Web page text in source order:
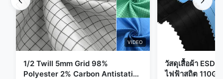
VIDEO
1/2 Twill 5mm Grid 98%
Polyester 2% Carbon Antistatic
วัสดุเสื้อผ้า ESD
ไฟฟ้าสถิต